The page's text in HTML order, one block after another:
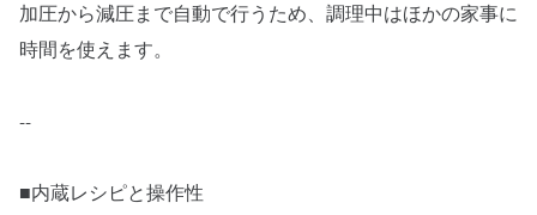
加圧から減圧まで自動で行うため、調理中はほかの家事に
時間を使えます。
--
■内蔵レシピと操作性